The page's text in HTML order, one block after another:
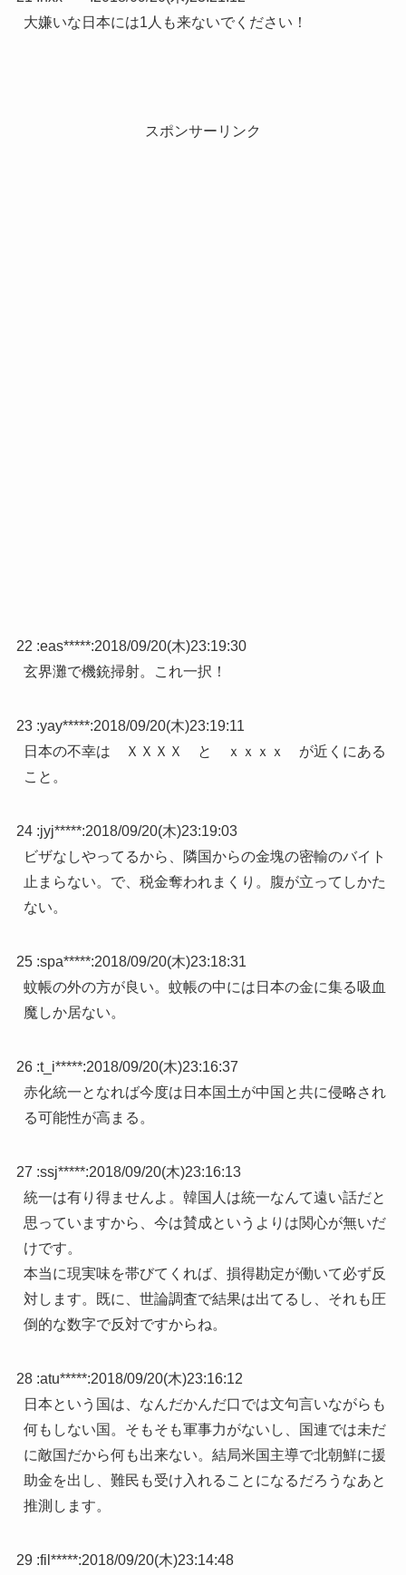
大嫌いな日本には1人も来ないでください！
スポンサーリンク
22 :eas*****:2018/09/20(木)23:19:30
玄界灘で機銃掃射。これ一択！
23 :yay*****:2018/09/20(木)23:19:11
日本の不幸は ＸＸＸＸ と ｘｘｘｘ が近くにある
こと。
24 :jyj*****:2018/09/20(木)23:19:03
ビザなしやってるから、隣国からの金塊の密輸のバイト
止まらない。で、税金奪われまくり。腹が立ってしかた
ない。
25 :spa*****:2018/09/20(木)23:18:31
蚊帳の外の方が良い。蚊帳の中には日本の金に集る吸血
魔しか居ない。
26 :t_i*****:2018/09/20(木)23:16:37
赤化統一となれば今度は日本国土が中国と共に侵略され
る可能性が高まる。
27 :ssj*****:2018/09/20(木)23:16:13
統一は有り得ませんよ。韓国人は統一なんて遠い話だと
思っていますから、今は賛成というよりは関心が無いだ
けです。
本当に現実味を帯びてくれば、損得勘定が働いて必ず反
対します。既に、世論調査で結果は出てるし、それも圧
倒的な数字で反対ですからね。
28 :atu*****:2018/09/20(木)23:16:12
日本という国は、なんだかんだ口では文句言いながらも
何もしない国。そもそも軍事力がないし、国連では未だ
に敵国だから何も出来ない。結局米国主導で北朝鮮に援
助金を出し、難民も受け入れることになるだろうなあと
推測します。
29 :fil*****:2018/09/20(木)23:14:48